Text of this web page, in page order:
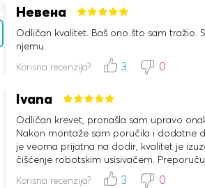
Невена
Odličan kvalitet. Baš ono što sam tražio.
njemu.
Korisna recenzija? 3 0
Ivana
Odličan krevet, pronašla sam upravo
Nakon montaže sam poručila i dodatne
je veoma prijatna na dodir, kvalitet je
čišćenje robotskim usisivačem.
Korisna recenzija? 3 0